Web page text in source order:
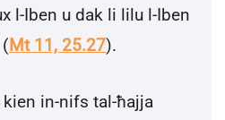
l-Iben u dak li lilu l-Iben
Mt 11, 25.27).
in-nifs tal-ħajja